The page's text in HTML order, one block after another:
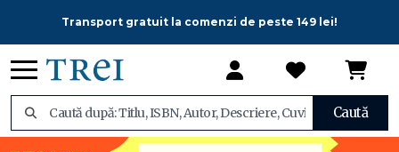
Transport gratuit la comenzi de peste 149 lei!
Caută